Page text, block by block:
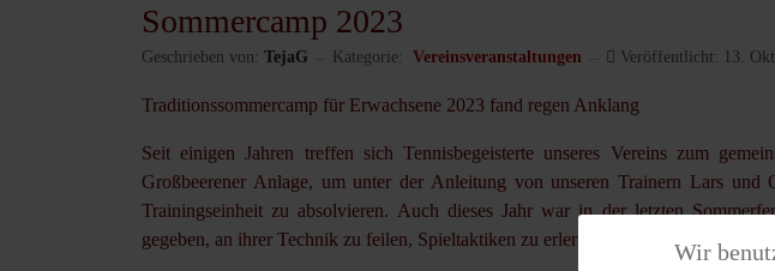
Sommercamp 2023
Geschrieben von: TejaG Kategorie: Vereinsveranstaltungen Veröffentlicht: 13.
Traditionssommercamp für Erwachsene 2023 fand regen Anklang
Seit einigen Jahren treffen sich Tennisbegeisterte unseres Vereins zum
Großbeerener Anlage, um unter der Anleitung von unseren Trainern Lars und
Trainingseinheit zu absolvieren. Auch dieses Jahr war in der letzten
gegeben, an ihrer Technik zu feilen, Spieltaktiken zu erlernen bzw. zu festigen und
Wir